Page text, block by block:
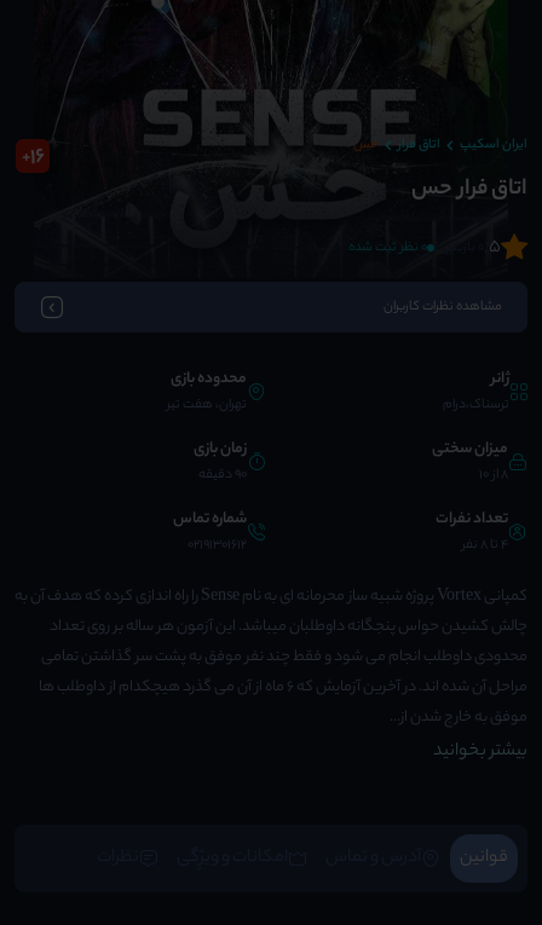
ایران اسکیپ اتاق فرار حس
اتاق فرار حس
16
+
5 0 نظر ثبت شده
مشاهده نظرات کاربران
ژانر
ترسناک،درام
محدوده بازی
تهران، هفت تیر
میزان سختی
8 از 10
زمان بازی
90 دقیقه
تعداد نفرات
4 تا 8 نفر
شماره تماس
02191301612
کمپانی Vortex پروژه شبیه ساز محرمانه ای به نام Sense را راه اندازی کرده که هدف آن به
چالش کشیدن حواس پنجگانه داوطلبان میباشد. این آزمون هر ساله بر روی تعداد
محدودی داوطلب انجام می شود و فقط چند نفر موفق به پشت سر گذاشتن تمامی
مراحل آن شده اند. در آخرین آزمایش که ۶ ماه از آن می گذرد هیچکدام از داوطلب ها
موفق به خارج شدن از...
بیشتر بخوانید
قوانین